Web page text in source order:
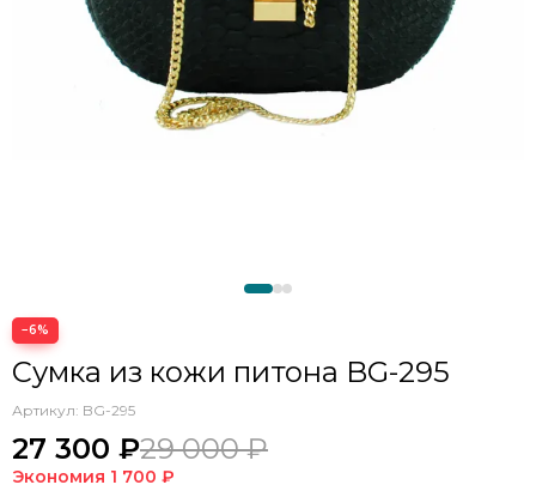
−6%
Сумка из кожи питона BG-295
Артикул: BG-295
27 300 ₽29 000 ₽
Экономия 1 700 ₽